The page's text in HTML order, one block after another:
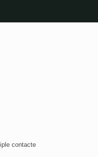
contacte